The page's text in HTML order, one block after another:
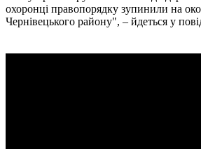
охоронці правопорядку зупинили на
Чернівецького району", – йдеться у